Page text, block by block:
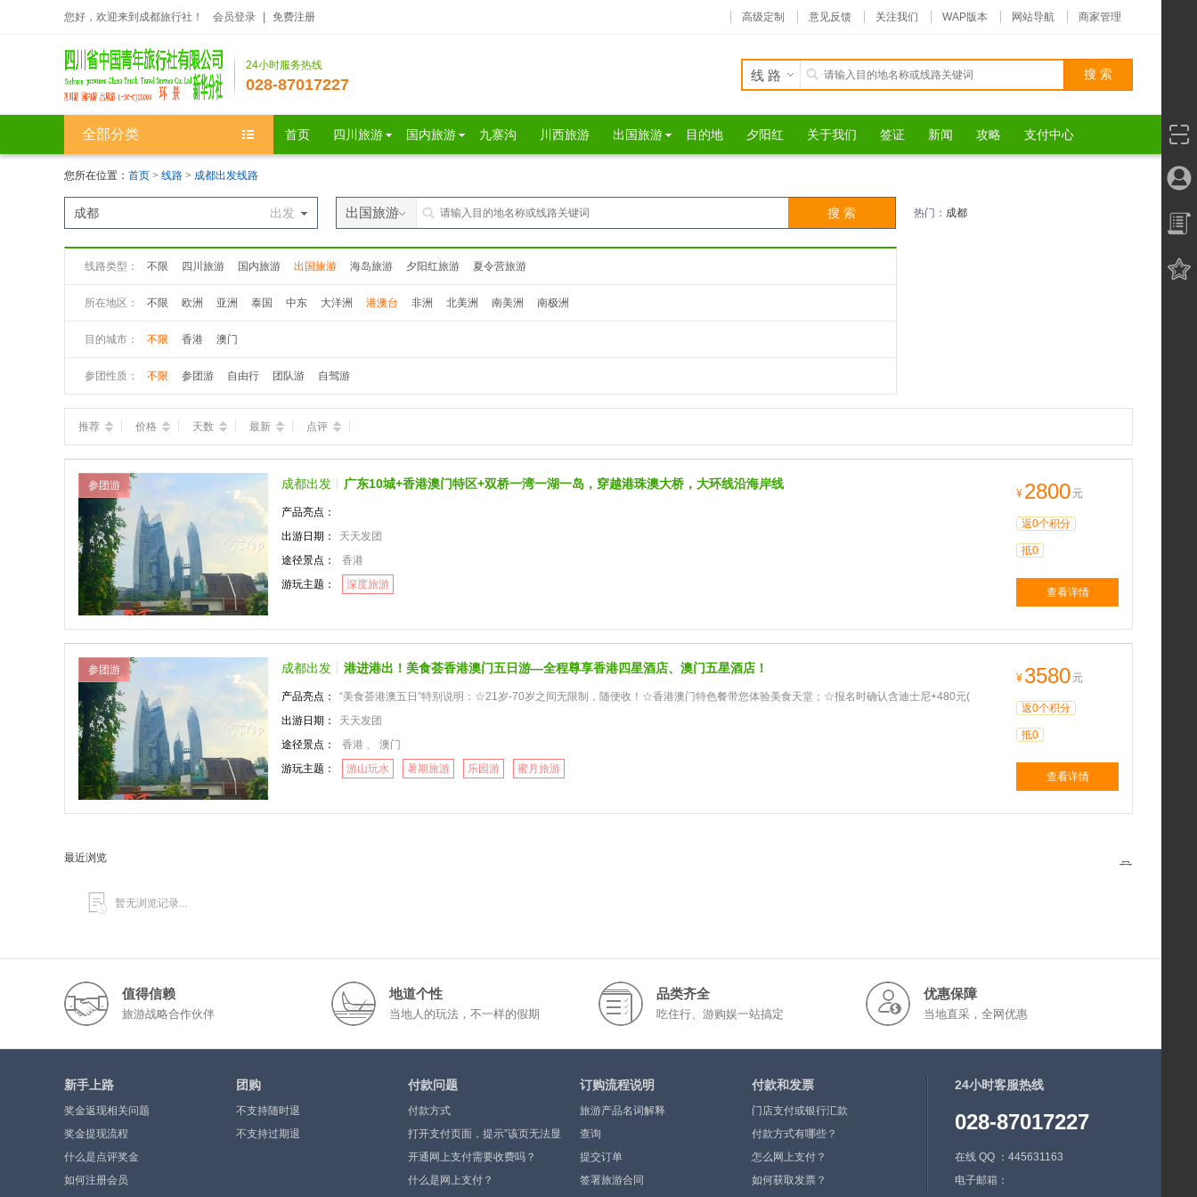
您好，欢迎来到成都旅行社！ 会员登录 免费注册 高级定制 意见反馈 关注我们 WAP版本 网站导航 商家管理
24小时服务热线
028-87017227
线路
全部分类 首页 四川旅游 国内旅游 九寨沟 川西旅游 出国旅游 目的地 夕阳红 关于我们 签证 新闻 攻略 支付中心
您所在位置： 首页 > 线路 > 成都出发线路
出发
成都 出国旅游 热门： 成都
线路类型： 不限 四川旅游 国内旅游 出国旅游 海岛旅游 夕阳红旅游 夏令营旅游
所在地区： 不限 欧洲 亚洲 泰国 中东 大洋洲 港澳台 非洲 北美洲 南美洲 南极洲
目的城市： 不限 香港 澳门
参团性质： 不限 参团游 自由行 团队游 自驾游
推荐 价格 天数 最新 点评
参团游 成都出发 广东10城+香港澳门特区+双桥一湾一湖一岛，穿越港珠澳大桥，大环线沿海岸线
产品亮点：
出游日期：
天天发团
途径景点：
香港
游玩主题：
深度旅游
¥ 2800 元
返0个积分
抵0
查看详情
参团游 成都出发 港进港出！美食荟香港澳门五日游—全程尊享香港四星酒店、澳门五星酒店！
产品亮点：
“美食荟港澳五日”特别说明：☆21岁-70岁之间无限制，随便收！☆香港澳门特色餐带您体验美食天堂；☆报名时确认含迪士尼+480元(
出游日期：
天天发团
途径景点：
香港 、 澳门
游玩主题：
游山玩水 暑期旅游 乐园游 蜜月旅游
¥ 3580 元
返0个积分
抵0
查看详情
最近浏览
暂无浏览记录...
值得信赖
旅游战略合作伙伴
地道个性
当地人的玩法，不一样的假期
品类齐全
吃住行、游购娱一站搞定
优惠保障
当地直采，全网优惠
新手上路
奖金返现相关问题
奖金提现流程
什么是点评奖金
如何注册会员
团购
不支持随时退
不支持过期退
付款问题
付款方式
打开支付页面，提示”该页无法显
示”或空白页，可能是什么原因？
开通网上支付需要收费吗？
什么是网上支付？
订购流程说明
旅游产品名词解释
查询
提交订单
签署旅游合同
付款和发票
门店支付或银行汇款
付款方式有哪些？
怎么网上支付？
如何获取发票？
24小时客服热线
028-87017227
在线 QQ ：445631163
电子邮箱：